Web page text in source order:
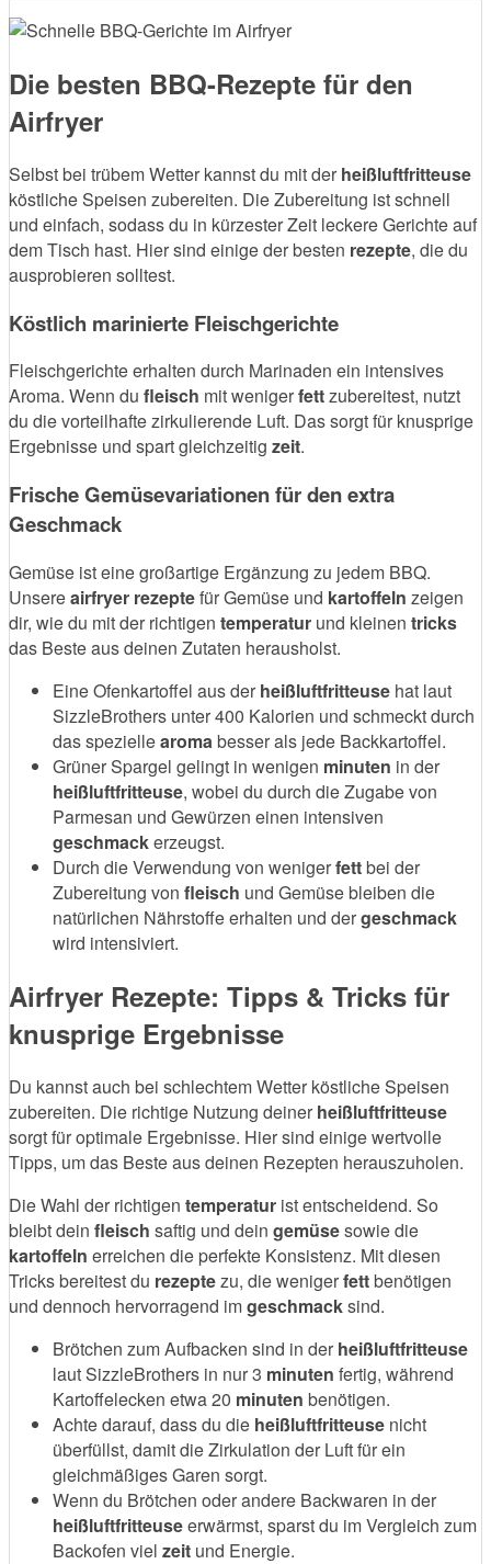
Die besten BBQ-Rezepte für den
Airfryer
Selbst bei trübem Wetter kannst du mit der heißluftfritteuse
köstliche Speisen zubereiten. Die Zubereitung ist schnell
und einfach, sodass du in kürzester Zeit leckere Gerichte auf
dem Tisch hast. Hier sind einige der besten rezepte, die du
ausprobieren solltest.
Köstlich marinierte Fleischgerichte
Fleischgerichte erhalten durch Marinaden ein intensives
Aroma. Wenn du fleisch mit wenigerfettzubereitest, nutzt
du die vorteilhafte zirkulierende Luft. Das sorgt für knusprige
Ergebnisse und spart gleichzeitig zeit.
Frische Gemüsevariationen für den extra
Geschmack
Gemüse ist eine großartige Ergänzung zu jedem BBQ.
Unsereairfryer rezeptefür Gemüse und kartoffeln zeigen
dir, wie du mit der richtigen temperatur und kleinen tricks
das Beste aus deinen Zutaten herausholst.
Eine Ofenkartoffel aus der heißluftfritteuse hat laut
SizzleBrothers unter 400 Kalorien und schmeckt durch
das speziellearomabesser als jede Backkartoffel.
Grüner Spargel gelingt in wenigen minuten in der
heißluftfritteuse, wobei du durch die Zugabe von
Parmesan und Gewürzen einen intensiven
geschmackerzeugst.
Durch die Verwendung von wenigerfettbei der
Zubereitung von fleisch und Gemüse bleiben die
natürlichen Nährstoffe erhalten und dergeschmack
wird intensiviert.
Airfryer Rezepte: Tipps & Tricks für
knusprige Ergebnisse
Du kannst auch bei schlechtem Wetter köstliche Speisen
zubereiten. Die richtige Nutzung deiner heißluftfritteuse
sorgt für optimale Ergebnisse. Hier sind einige wertvolle
Tipps, um das Beste aus deinen Rezepten herauszuholen.
Die Wahl der richtigen temperatur ist entscheidend. So
bleibt dein fleisch saftig und dein gemüsesowie die
kartoffeln erreichen die perfekte Konsistenz. Mit diesen
Tricks bereitest du rezeptezu, die wenigerfettbenötigen
und dennoch hervorragend imgeschmacksind.
Brötchen zum Aufbacken sind in der heißluftfritteuse
laut SizzleBrothers in nur 3 minuten fertig, während
Kartoffelecken etwa 20 minuten benötigen.
Achte darauf, dass du die heißluftfritteuse nicht
überfüllst, damit die Zirkulation der Luft für ein
gleichmäßiges Garen sorgt.
Wenn du Brötchen oder andere Backwaren in der
heißluftfritteuseerwärmst, sparst du im Vergleich zum
Backofen viel zeit und Energie.